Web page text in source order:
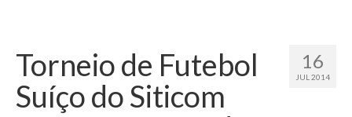
Seu Sindicato
O Sindicato
16
JUL 2014
Torneio de Futebol
Suíço do Siticom